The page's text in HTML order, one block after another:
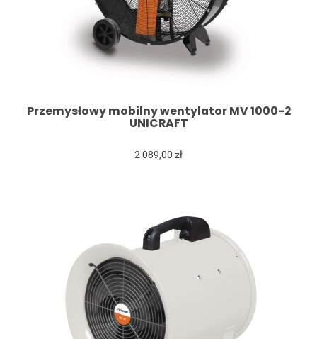
Przemysłowy mobilny wentylator MV 1000-2
UNICRAFT
2 089,00 zł